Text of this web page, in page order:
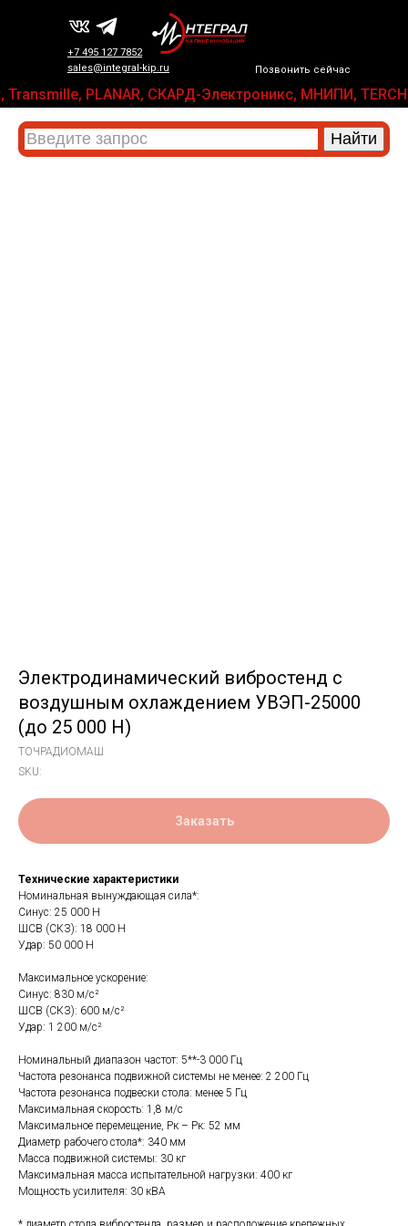
Позвонить сейчас
+7 495 127 7852
sales@integral-kip.ru
PLANAR, СКАРД-Электроникс, МНИПИ,
Электродинамический вибростенд с
воздушным охлаждением УВЭП-25000
(до 25 000 Н)
ТОЧРАДИОМАШ
SKU:
Заказать
Технические характеристики
Номинальная вынуждающая сила*:
Синус: 25 000 Н
ШСВ (СКЗ): 18 000 Н
Удар: 50 000 Н
Максимальное ускорение:
Синус: 830 м/с²
ШСВ (СКЗ): 600 м/с²
Удар: 1 200 м/с²
Номинальный диапазон частот: 5**-3 000 Гц
Частота резонанса подвижной системы не менее: 2 200 Гц
Частота резонанса подвески стола: менее 5 Гц
Максимальная скорость: 1,8 м/с
Максимальное перемещение, Рк – Рк: 52 мм
Диаметр рабочего стола*: 340 мм
Масса подвижной системы: 30 кг
Максимальная масса испытательной нагрузки: 400 кг
Мощность усилителя: 30 кВА